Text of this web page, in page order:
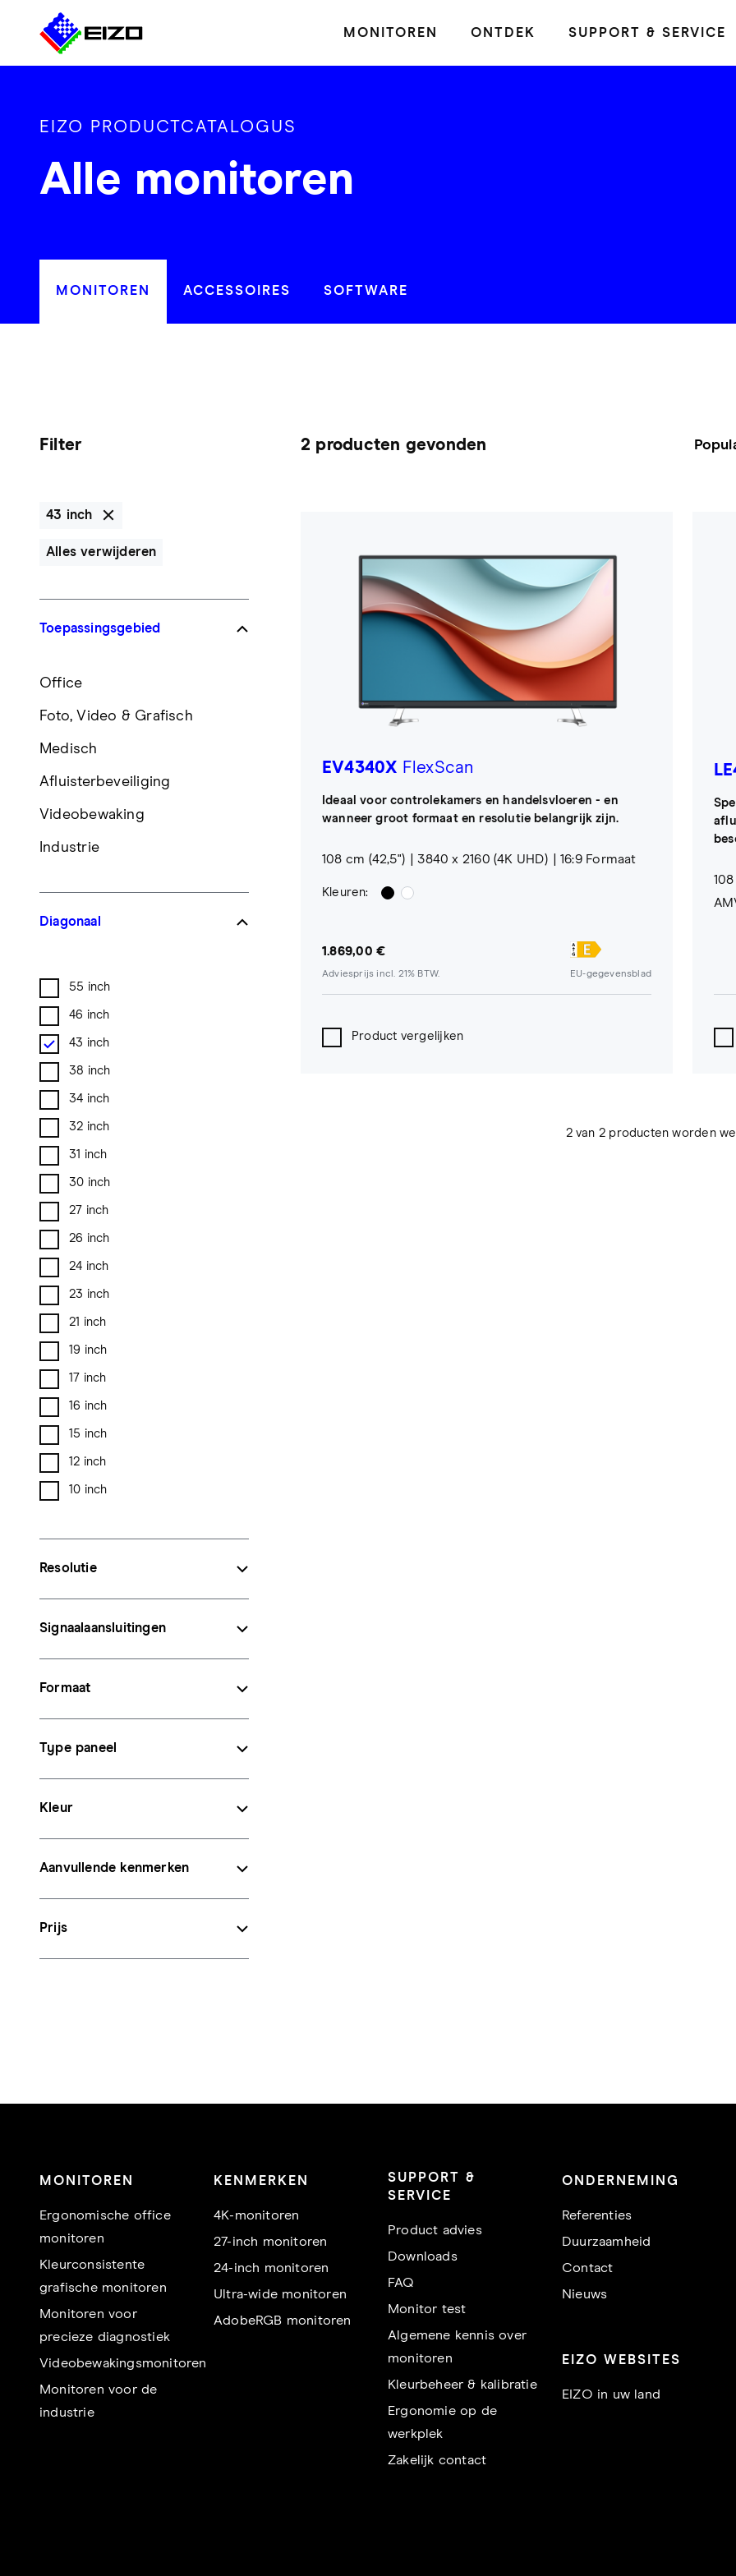
MONITOREN ONTDEK SUPPORT & SERVICE
EIZO PRODUCTCATALOGUS
Alle monitoren
MONITOREN ACCESSOIRES SOFTWARE
Filter 2 producten gevonden
43 inch
Alles verwijderen
Toepassingsgebied
Office
Foto, Video & Grafisch
Medisch
Afluisterbeveiliging
Videobewaking
Industrie
Diagonaal
55 inch
46 inch
43 inch
38 inch
34 inch
32 inch
31 inch
30 inch
27 inch
26 inch
24 inch
23 inch
21 inch
19 inch
17 inch
16 inch
15 inch
12 inch
10 inch
Resolutie
Signaalaansluitingen
Formaat
Type paneel
Kleur
Aanvullende kenmerken
Prijs
EV4340X FlexScan
Ideaal voor controlekamers en handelsvloeren - en
wanneer groot formaat en resolutie belangrijk zijn.
108 cm (42,5") 3840 x 2160 (4K UHD) 16:9 Formaat
Kleuren:
1.869,00 €
Adviesprijs incl. 21% BTW. EU-gegevensblad
Product vergelijken
2 van 2 producten worden
MONITOREN
Ergonomische office
monitoren
Kleurconsistente
grafische monitoren
Monitoren voor
precieze diagnostiek
Videobewakingsmonitoren
Monitoren voor de
industrie
KENMERKEN
4K-monitoren
27-inch monitoren
24-inch monitoren
Ultra-wide monitoren
AdobeRGB monitoren
SUPPORT &
SERVICE
Product advies
Downloads
FAQ
Monitor test
Algemene kennis over
monitoren
Kleurbeheer & kalibratie
Ergonomie op de
werkplek
Zakelijk contact
ONDERNEMING
Referenties
Duurzaamheid
Contact
Nieuws
EIZO WEBSITES
EIZO in uw land